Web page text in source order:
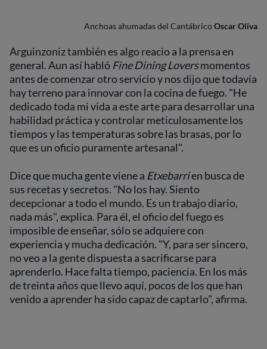
Anchoas ahumadas del CantábricoOscar Oliva
Arguinzoniz también es algo reacio a la prensa en
general. Aun así habló Fine Dining Loversmomentos
antes de comenzar otro servicio y nos dijo que todavía
hay terreno para innovar con la cocina de fuego. "He
dedicado toda mi vida a este arte para desarrollar una
habilidad práctica y controlar meticulosamente los
tiempos y las temperaturas sobre las brasas, por lo
que es un oficio puramente artesanal".
Dice que mucha gente viene a Etxebarrien busca de
sus recetas y secretos. "No los hay. Siento
decepcionar a todo el mundo. Es un trabajo diario,
nada más", explica. Para él, el oficio del fuego es
imposible de enseñar, sólo se adquiere con
experiencia y mucha dedicación. "Y, para ser sincero,
no veo a la gente dispuesta a sacrificarse para
aprenderlo. Hace falta tiempo, paciencia. En los más
de treinta años que llevo aquí, pocos de los que han
venido a aprender ha sido capaz de captarlo", afirma.